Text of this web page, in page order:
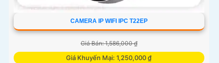
CAMERA IP WIFI IPC T22EP
Giá Bán: 1,586,000 ₫
Giá Khuyến Mại: 1,250,000 ₫